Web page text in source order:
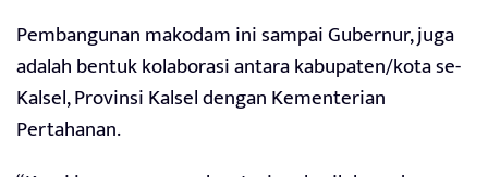
Pembangunan makodam ini sampai Gubernur, juga
adalah bentuk kolaborasi antara kabupaten/kota se-
Kalsel, Provinsi Kalsel dengan Kementerian
Pertahanan.